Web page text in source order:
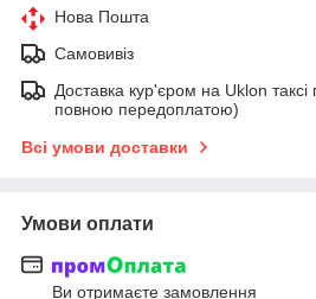
Нова Пошта
Самовивіз
Доставка кур'єром на Uklon таксі
повною передоплатою)
Всі умови доставки
Умови оплати
Ви отримаєте замовлення